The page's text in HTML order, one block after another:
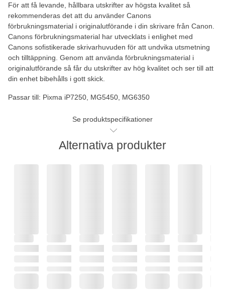
För att få levande, hållbara utskrifter av högsta kvalitet så
rekommenderas det att du använder Canons
förbrukningsmaterial i originalutförande i din skrivare från Canon.
Canons förbrukningsmaterial har utvecklats i enlighet med
Canons sofistikerade skrivarhuvuden för att undvika utsmetning
och tilltäppning. Genom att använda förbrukningsmaterial i
originalutförande så får du utskrifter av hög kvalitet och ser till att
din enhet bibehålls i gott skick.
Passar till: Pixma iP7250, MG5450, MG6350
Se produktspecifikationer
Alternativa produkter